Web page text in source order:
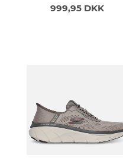
999,95 DKK